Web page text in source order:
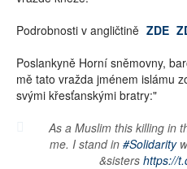
Podrobnosti v angličtině ZDE
Poslankyně Horní sněmovny,
mě tato vražda jménem islámu
svými křesťanskými bratry:"
As a Muslim this killing in
me. I stand in #Solidarity
&sisters https://